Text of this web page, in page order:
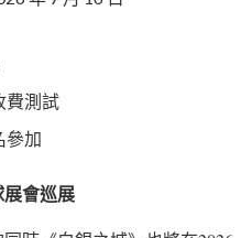
費測試
參加
會巡展